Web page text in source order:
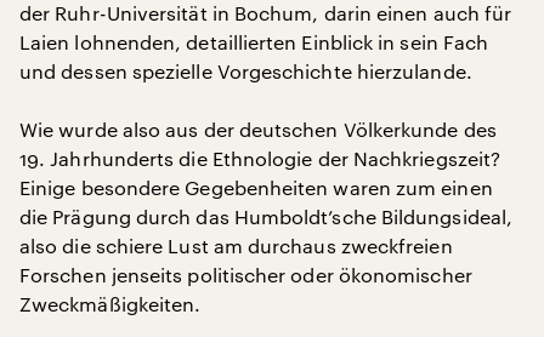
der Ruhr-Universität in Bochum, darin einen auch für
Laien lohnenden, detaillierten Einblick in sein Fach
und dessen spezielle Vorgeschichte hierzulande.
Wie wurde also aus der deutschen Völkerkunde des
19. Jahrhunderts die Ethnologie der Nachkriegszeit?
Einige besondere Gegebenheiten waren zum einen
die Prägung durch das Humboldt’sche Bildungsideal,
also die schiere Lust am durchaus zweckfreien
Forschen jenseits politischer oder ökonomischer
Zweckmäßigkeiten.